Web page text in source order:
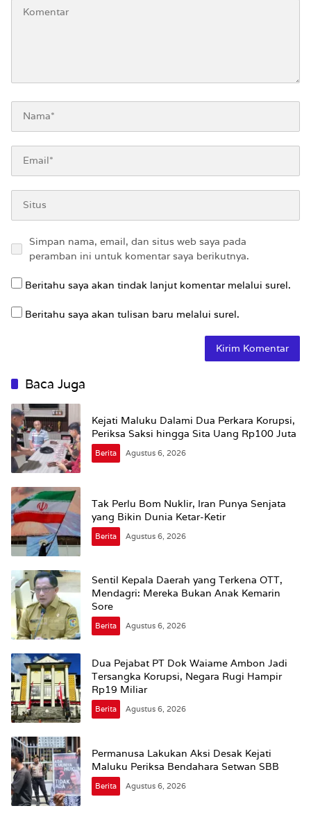
Simpan nama, email, dan situs web saya pada
peramban ini untuk komentar saya berikutnya.
Beritahu saya akan tindak lanjut komentar melalui surel.
Beritahu saya akan tulisan baru melalui surel.
Baca Juga
Kejati Maluku Dalami Dua Perkara Korupsi,
Periksa Saksi hingga Sita Uang Rp100 Juta
Berita Agustus 6, 2026
Tak Perlu Bom Nuklir, Iran Punya Senjata
yang Bikin Dunia Ketar-Ketir
Berita Agustus 6, 2026
Sentil Kepala Daerah yang Terkena OTT,
Mendagri: Mereka Bukan Anak Kemarin
Sore
Berita Agustus 6, 2026
Dua Pejabat PT Dok Waiame Ambon Jadi
Tersangka Korupsi, Negara Rugi Hampir
Rp19 Miliar
Berita Agustus 6, 2026
Permanusa Lakukan Aksi Desak Kejati
Maluku Periksa Bendahara Setwan SBB
Berita Agustus 6, 2026